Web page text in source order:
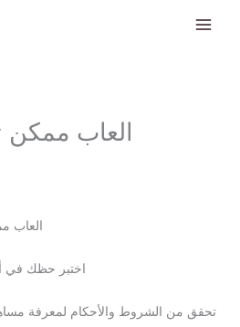
العاب ممكن
العاب
اختبر حظك في
تحقق من الشروط والأحكام لمعرفة